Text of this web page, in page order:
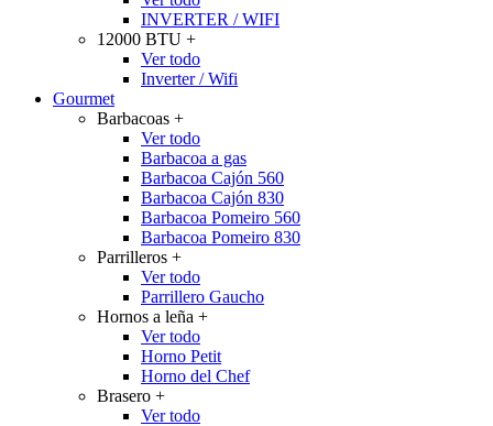
INVERTER / WIFI
12000 BTU +
Ver todo
Inverter / Wifi
Gourmet
Barbacoas +
Ver todo
Barbacoa a gas
Barbacoa Cajón 560
Barbacoa Cajón 830
Barbacoa Pomeiro 560
Barbacoa Pomeiro 830
Parrilleros +
Ver todo
Parrillero Gaucho
Hornos a leña +
Ver todo
Horno Petit
Horno del Chef
Brasero +
Ver todo